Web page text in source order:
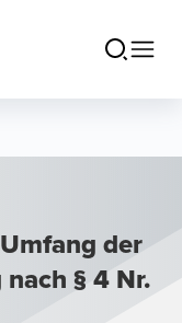
der
§ 4 Nr.